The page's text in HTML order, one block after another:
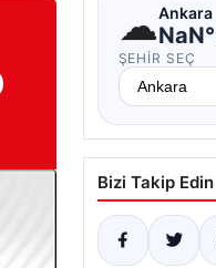
☁Ankara
ŞEHIR SEÇ
Bizi Takip Edin